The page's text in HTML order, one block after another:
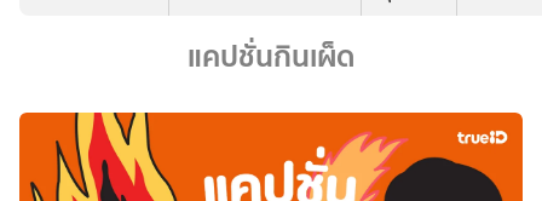
แคปชั่นกินเผ็ด